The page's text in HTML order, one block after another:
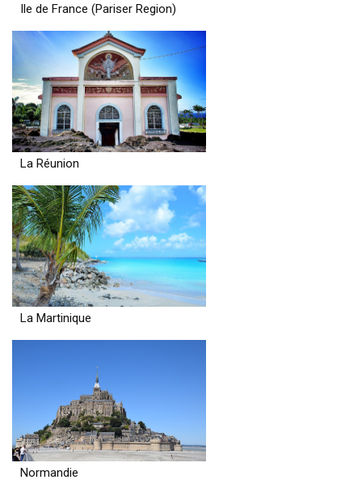
Ile de France (Pariser Region)
La Réunion
La Martinique
Normandie